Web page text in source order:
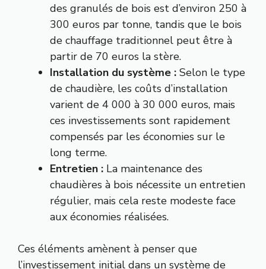
des granulés de bois est d’environ 250 à
300 euros par tonne, tandis que le bois
de chauffage traditionnel peut être à
partir de 70 euros la stère.
Installation du système : Selon le type
de chaudière, les coûts d’installation
varient de 4 000 à 30 000 euros, mais
ces investissements sont rapidement
compensés par les économies sur le
long terme.
Entretien : La maintenance des
chaudières à bois nécessite un entretien
régulier, mais cela reste modeste face
aux économies réalisées.
Ces éléments amènent à penser que
l’investissement initial dans un système de